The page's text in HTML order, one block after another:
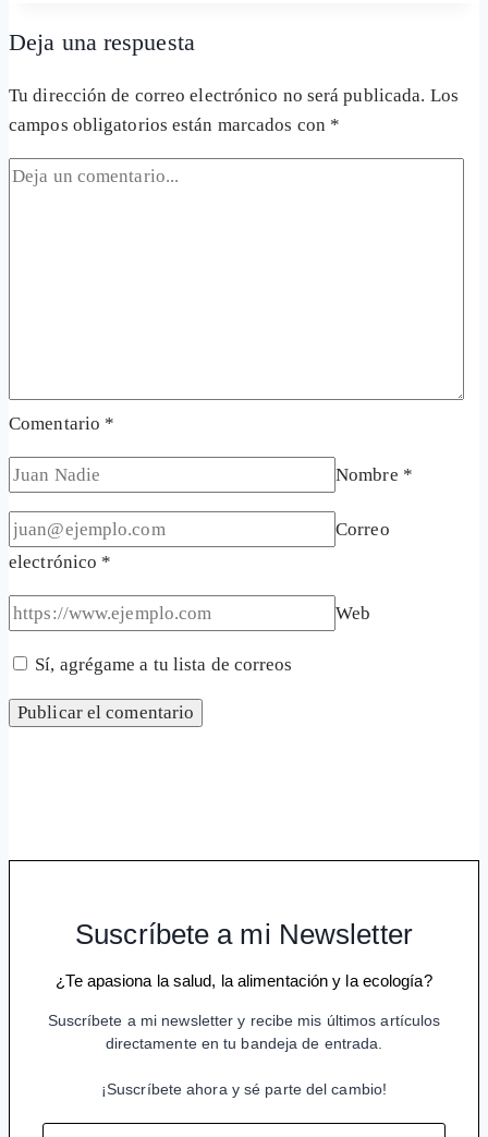
Deja una respuesta
Tu dirección de correo electrónico no será publicada. Los
campos obligatorios están marcados con *
Comentario *
Nombre *
Correo
electrónico *
Web
Sí, agrégame a tu lista de correos
Suscríbete a mi Newsletter
¿Te apasiona la salud, la alimentación y la ecología?
Suscríbete a mi newsletter y recibe mis últimos artículos
directamente en tu bandeja de entrada.
¡Suscríbete ahora y sé parte del cambio!